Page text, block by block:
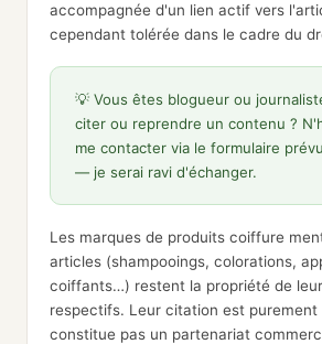
accompagnée d'un lien actif vers
cependant tolérée dans le cadre du
💡 Vous êtes blogueur ou
citer ou reprendre un contenu ?
me contacter via le formulaire
— je serai ravi d'échanger.
Les marques de produits coiffure
articles (shampooings, colorations,
coiffants…) restent la propriété de
respectifs. Leur citation est
constitue pas un partenariat